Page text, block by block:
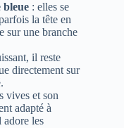
bleue : elles se
la tête en
sur une branche
il reste
directement sur
vives et son
adapté à
adore les